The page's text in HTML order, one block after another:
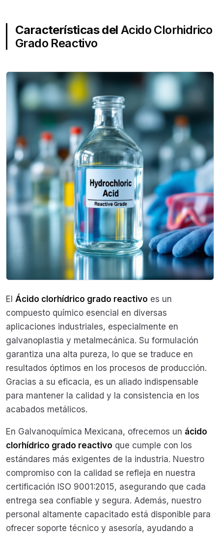
Características del Acido Clorhidrico
Grado Reactivo
El Ácido clorhídrico grado reactivo es un
compuesto químico esencial en diversas
aplicaciones industriales, especialmente en
galvanoplastia y metalmecánica. Su formulación
garantiza una alta pureza, lo que se traduce en
resultados óptimos en los procesos de producción.
Gracias a su eficacia, es un aliado indispensable
para mantener la calidad y la consistencia en los
acabados metálicos.
En Galvanoquímica Mexicana, ofrecemos un ácido
clorhídrico grado reactivo que cumple con los
estándares más exigentes de la industria. Nuestro
compromiso con la calidad se refleja en nuestra
certificación ISO 9001:2015, asegurando que cada
entrega sea confiable y segura. Además, nuestro
personal altamente capacitado está disponible para
ofrecer soporte técnico y asesoría, ayudando a